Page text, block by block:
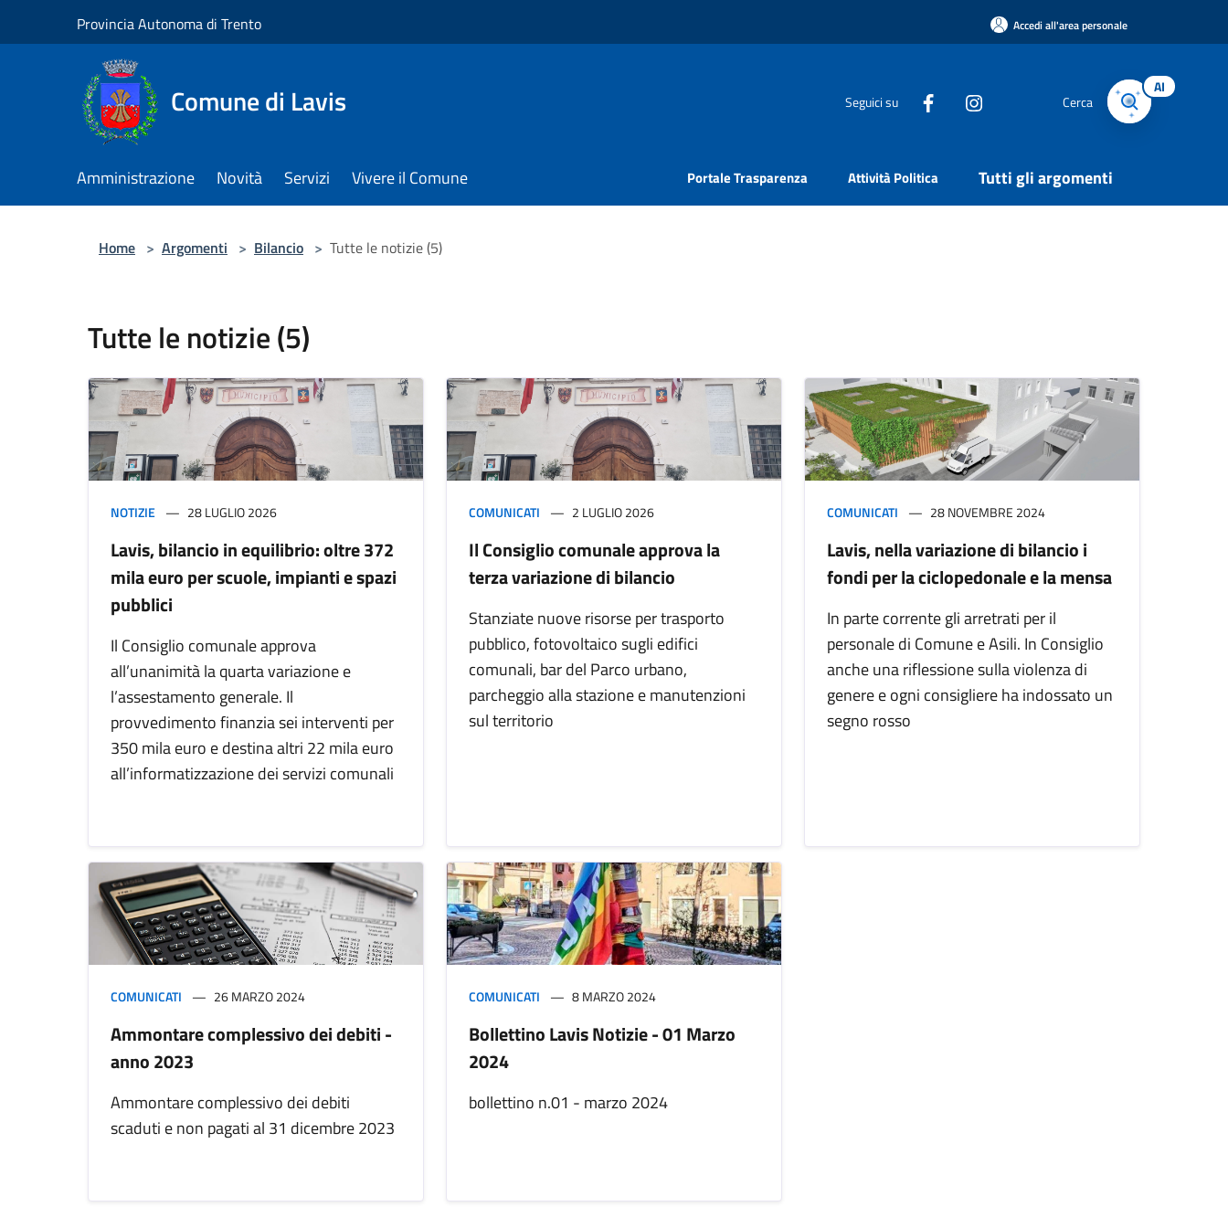
Provincia Autonoma di Trento Accedi all'area personale
Comune di Lavis Seguici su Cerca
AI
Amministrazione Novità Servizi Vivere il Comune Portale Trasparenza Attività Politica Tutti gli argomenti
Home > Argomenti > Bilancio > Tutte le notizie (5)
Tutte le notizie (5)
NOTIZIE 28 LUGLIO 2026
Lavis, bilancio in equilibrio: oltre 372
mila euro per scuole, impianti e spazi
pubblici
Il Consiglio comunale approva
all’unanimità la quarta variazione e
l’assestamento generale. Il
provvedimento finanzia sei interventi per
350 mila euro e destina altri 22 mila euro
all’informatizzazione dei servizi comunali
COMUNICATI 2 LUGLIO 2026
Il Consiglio comunale approva la
terza variazione di bilancio
Stanziate nuove risorse per trasporto
pubblico, fotovoltaico sugli edifici
comunali, bar del Parco urbano,
parcheggio alla stazione e manutenzioni
sul territorio
COMUNICATI 28 NOVEMBRE 2024
Lavis, nella variazione di bilancio i
fondi per la ciclopedonale e la mensa
In parte corrente gli arretrati per il
personale di Comune e Asili. In Consiglio
anche una riflessione sulla violenza di
genere e ogni consigliere ha indossato un
segno rosso
COMUNICATI 26 MARZO 2024
Ammontare complessivo dei debiti -
anno 2023
Ammontare complessivo dei debiti
scaduti e non pagati al 31 dicembre 2023
COMUNICATI 8 MARZO 2024
Bollettino Lavis Notizie - 01 Marzo
2024
bollettino n.01 - marzo 2024